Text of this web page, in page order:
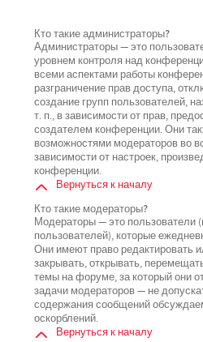
Кто такие администраторы?
Администраторы — это
уровнем контроля над
всеми аспектами работы
разграничение прав доступа,
создание групп пользователей,
т. п., в зависимости от прав,
создателем конференции. Они
возможностями модераторов во
зависимости от настроек,
конференции.
Вернуться к началу
Кто такие модераторы?
Модераторы — это пользователи
пользователей), которые
Они имеют право редактировать
закрывать, открывать,
темы на форуме, за который они
задачи модераторов — не
содержания сообщений
оскорблений.
Вернуться к началу